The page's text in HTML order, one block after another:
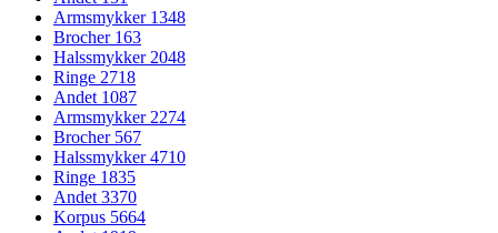
Armsmykker 1348
Brocher 163
Halssmykker2048
Ringe 2718
Andet 1087
Armsmykker2274
Brocher 567
Halssmykker4710
Ringe 1835
Andet3370
Korpus 5664